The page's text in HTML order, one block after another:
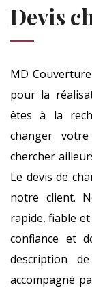
Devis
MD
pour la
êtes à la
changer
chercher
Le devis de
notre client.
rapide, fiable
confiance et
description
accompagné